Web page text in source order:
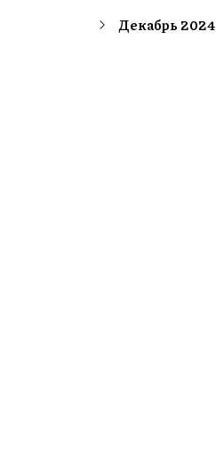
Декабрь 2024